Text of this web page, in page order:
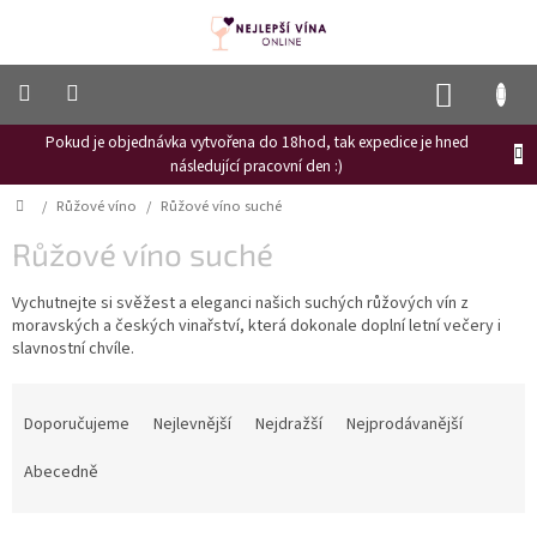
Pokud je objednávka vytvořena do 18hod, tak expedice je hned
následující pracovní den :)
Frizzante
Růžové
víno
Hroznový
Naši
vinaři
víno
Domů
/ Růžové víno / Růžové víno suché
Růžové víno suché
Vychutnejte si svěžest a eleganci našich suchých růžových vín z
moravských a českých vinařství, která dokonale doplní letní večery i
slavnostní chvíle.
Doporučujeme Nejlevnější Nejdražší
Nejprodávanější
Abecedně